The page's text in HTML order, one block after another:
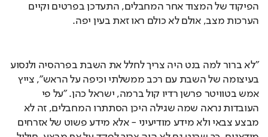
הפיקוד של המצוד אחר המחבלים, התעדכן בפרטים וקיים
הערכות מצב, אולם לא כולם ראו זאת בעין יפה.
"לא ברור למה בנט היה צריך לחלל את השבת בפרהסיה ולנסוע
בעיצומה של השבת עם רכב ממשלתי וכיפה על הראש", צייץ
אמש בטוויטר פרשן רדיו קול ברמה, ישראל כהן. "על פי
העובדות נראה שמה שגילה היכן הסתתרו המחבלים, זה לא
מבצע צבאי ולא מידע מודיעיני - אלא מידע פשוט של אזרחים